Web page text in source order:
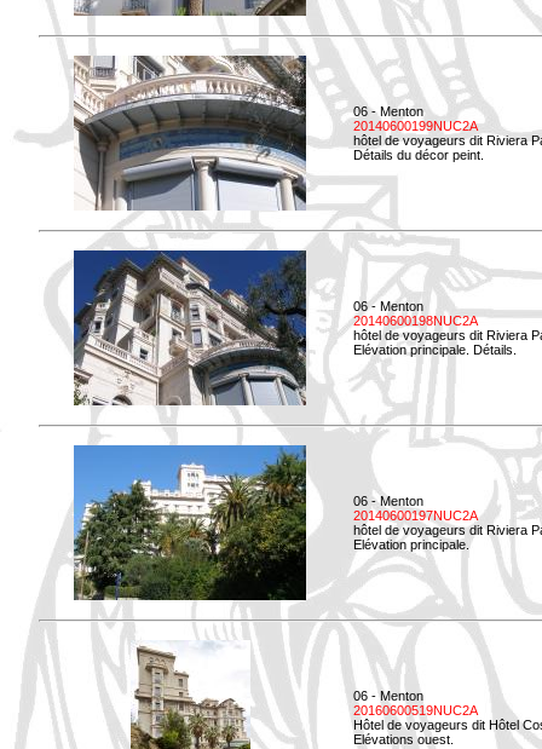
06 - Menton
20140600199NUC2A
hôtel de voyageurs dit Riviera
Détails du décor peint.
06 - Menton
20140600198NUC2A
hôtel de voyageurs dit Riviera
Elévation principale. Détails.
06 - Menton
20140600197NUC2A
hôtel de voyageurs dit Riviera
Elévation principale.
06 - Menton
20160600519NUC2A
Hôtel de voyageurs dit Hôtel
Elévations ouest.